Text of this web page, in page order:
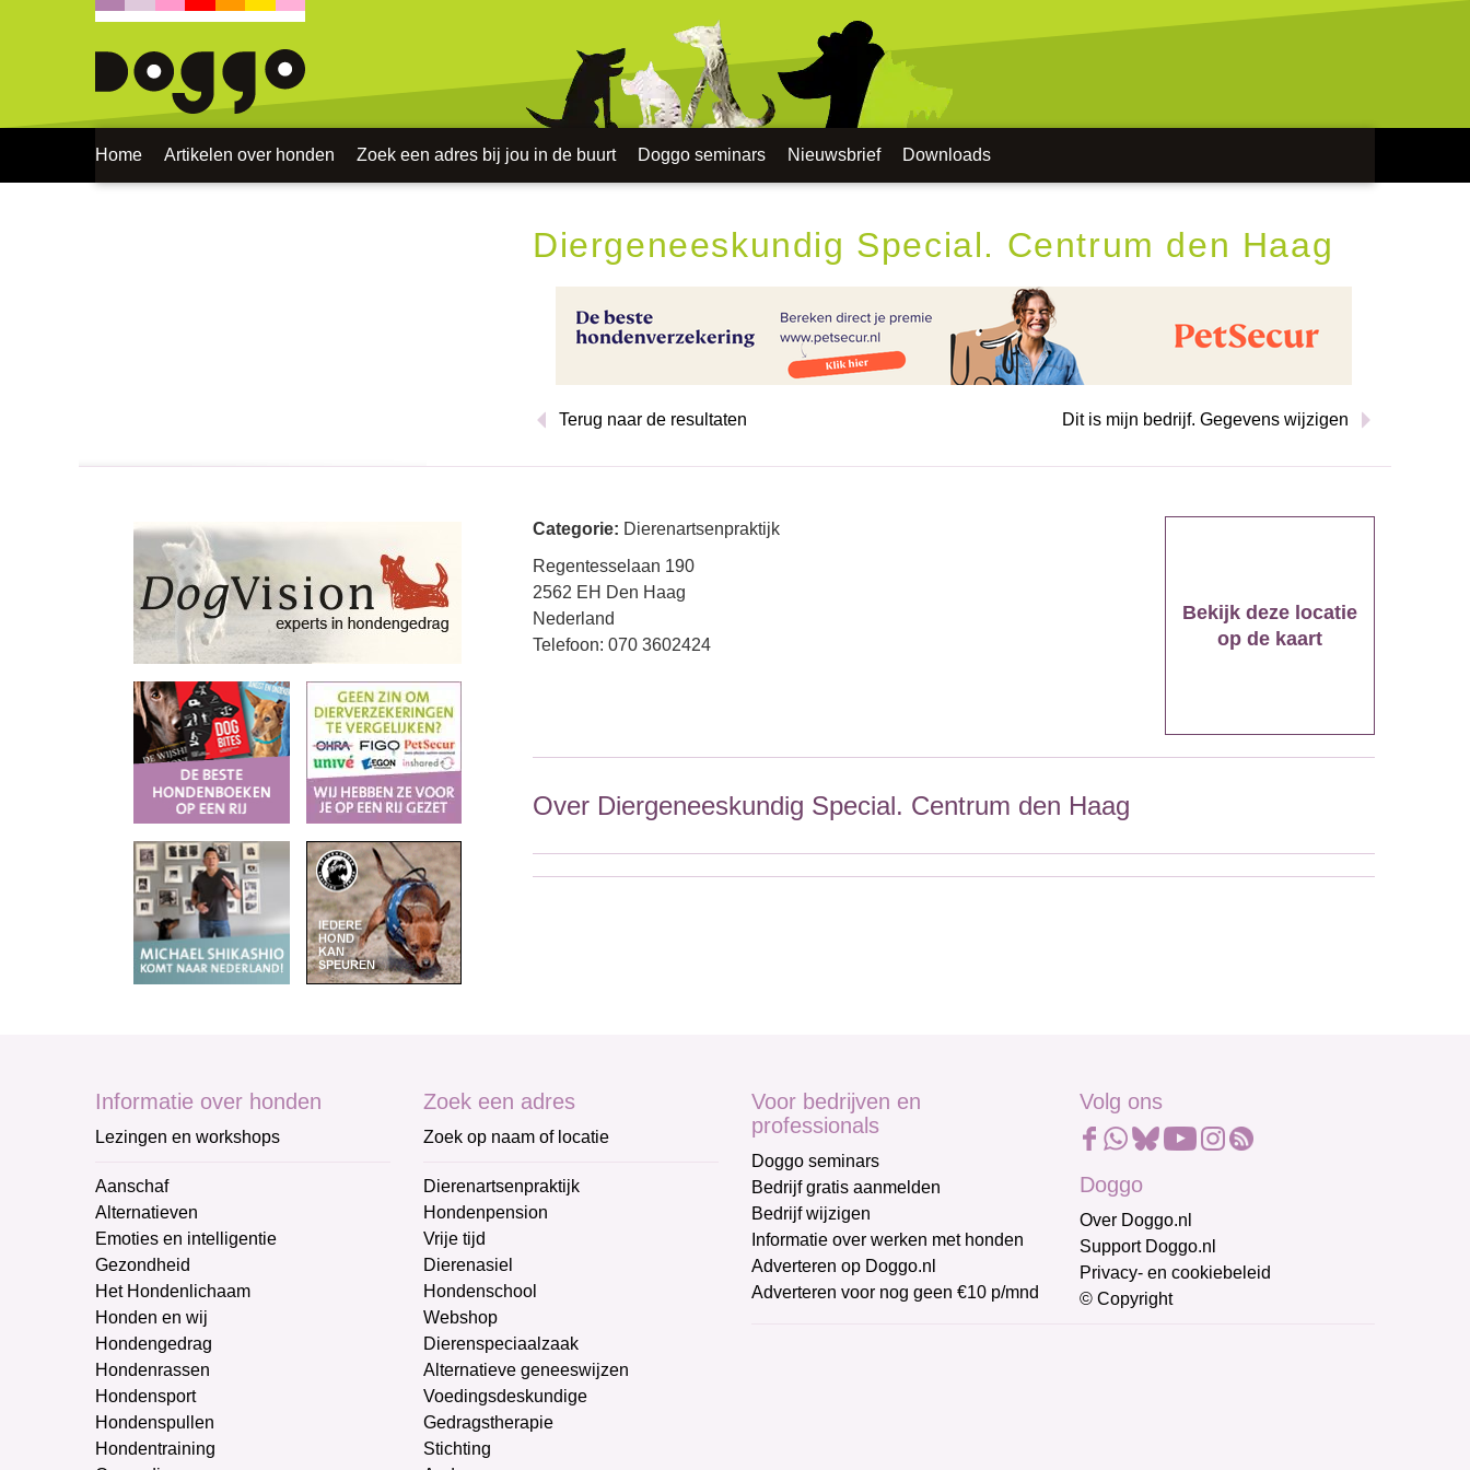
Home Artikelen over honden Zoek een adres bij jou in de buurt Doggo seminars Nieuwsbrief Downloads
Diergeneeskundig Special. Centrum den Haag
Terug naar de resultaten Dit is mijn bedrijf. Gegevens wijzigen
Categorie: Dierenartsenpraktijk
Regentesselaan 190
2562 EH Den Haag
Nederland
Telefoon: 070 3602424
Bekijk deze locatie
op de kaart
Over Diergeneeskundig Special. Centrum den Haag
Informatie over honden
Lezingen en workshops
Aanschaf
Alternatieven
Emoties en intelligentie
Gezondheid
Het Hondenlichaam
Honden en wij
Hondengedrag
Hondenrassen
Hondensport
Hondenspullen
Hondentraining
Zoek een adres
Zoek op naam of locatie
Dierenartsenpraktijk
Hondenpension
Vrije tijd
Dierenasiel
Hondenschool
Webshop
Dierenspeciaalzaak
Alternatieve geneeswijzen
Voedingsdeskundige
Gedragstherapie
Stichting
Voor bedrijven en
professionals
Doggo seminars
Bedrijf gratis aanmelden
Bedrijf wijzigen
Informatie over werken met honden
Adverteren op Doggo.nl
Adverteren voor nog geen €10 p/mnd
Volg ons
Doggo
Over Doggo.nl
Support Doggo.nl
Privacy- en cookiebeleid
© Copyright